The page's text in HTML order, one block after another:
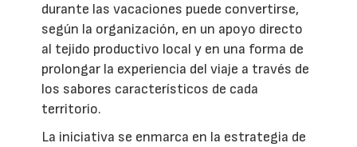
durante las vacaciones puede convertirse,
según la organización, en un apoyo directo
al tejido productivo local y en una forma de
prolongar la experiencia del viaje a través de
los sabores característicos de cada
territorio.
La iniciativa se enmarca en la estrategia de